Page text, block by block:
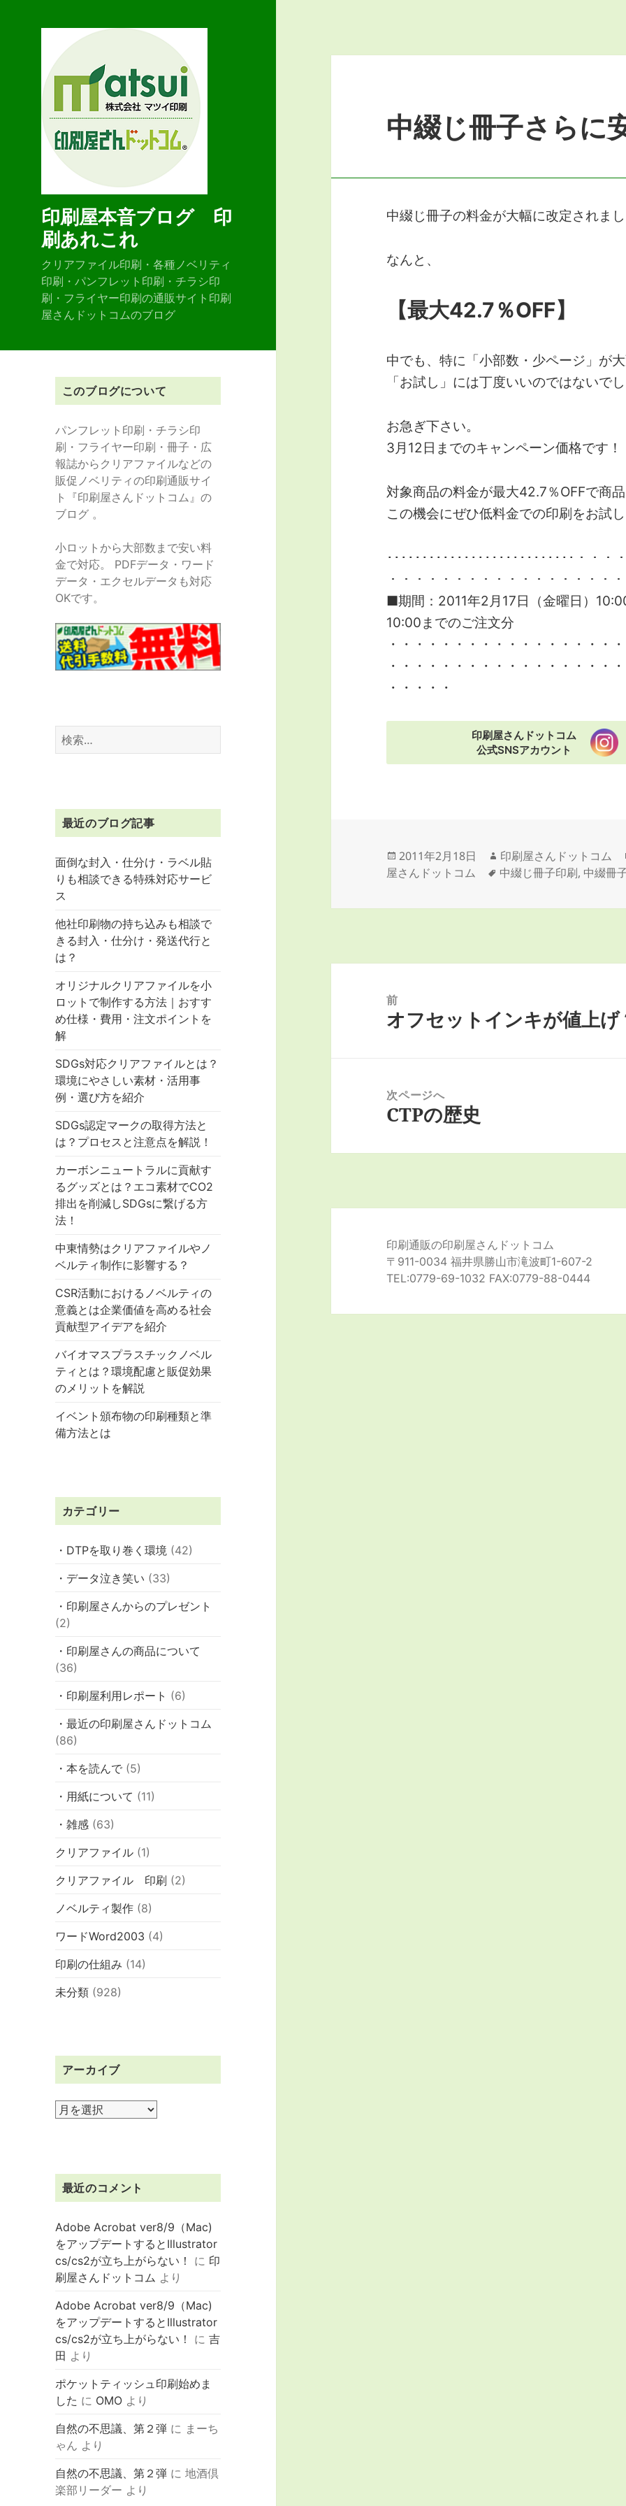
印刷屋本音ブログ 印
刷あれこれ
クリアファイル印刷・各種ノベリティ
印刷・パンフレット印刷・チラシ印
刷・フライヤー印刷の通販サイト印刷
屋さんドットコムのブログ
このブログについて
パンフレット印刷・チラシ印
刷・フライヤー印刷・冊子・広
報誌からクリアファイルなどの
販促ノベリティの印刷通販サイ
ト『印刷屋さんドットコム』の
ブログ 。
小ロットから大部数まで安い料
金で対応。 PDFデータ・ワード
データ・エクセルデータも対応
OKです。
検
索:
最近のブログ記事
面倒な封入・仕分け・ラベル貼
りも相談できる特殊対応サービ
ス
他社印刷物の持ち込みも相談で
きる封入・仕分け・発送代行と
は？
オリジナルクリアファイルを小
ロットで制作する方法｜おすす
め仕様・費用・注文ポイントを
解
SDGs対応クリアファイルとは？
環境にやさしい素材・活用事
例・選び方を紹介
SDGs認定マークの取得方法と
は？プロセスと注意点を解説！
カーボンニュートラルに貢献す
るグッズとは？エコ素材でCO2
排出を削減しSDGsに繋げる方
法！
中東情勢はクリアファイルやノ
ベルティ制作に影響する？
CSR活動におけるノベルティの
意義とは企業価値を高める社会
貢献型アイデアを紹介
バイオマスプラスチックノベル
ティとは？環境配慮と販促効果
のメリットを解説
イベント頒布物の印刷種類と準
備方法とは
カテゴリー
・DTPを取り巻く環境 (42)
・データ泣き笑い (33)
・印刷屋さんからのプレゼント
(2)
・印刷屋さんの商品について
(36)
・印刷屋利用レポート (6)
・最近の印刷屋さんドットコム
(86)
・本を読んで (5)
・用紙について (11)
・雑感 (63)
クリアファイル (1)
クリアファイル 印刷 (2)
ノベルティ製作 (8)
ワードWord2003 (4)
印刷の仕組み (14)
未分類 (928)
アーカイブ
ア
ブ
最近のコメント
Adobe Acrobat ver8/9（Mac)
をアップデートするとIllustrator
cs/cs2が立ち上がらない！
に 印
刷屋さんドットコム より
Adobe Acrobat ver8/9（Mac)
をアップデートするとIllustrator
cs/cs2が立ち上がらない！
に吉
田 より
ポケットティッシュ印刷始めま
した に OMO より
自然の不思議、第２弾 に まーち
ゃん より
自然の不思議、第２弾 に地酒倶
楽部リーダー より
中綴じ冊子さらに
中綴じ冊子の料金が大幅に改定されま
なんと、
【最大42.7％OFF】
中でも、特に「小部数・少ページ」が
「お試し」には丁度いいのではないで
お急ぎ下さい。
3月12日までのキャンペーン価格です！
対象商品の料金が最大42.7％OFFで商
この機会にぜひ低料金での印刷をお試
･･･････････････････････････・・
・・・・・・・・・・・・・・・・・
■期間：2011年2月17日（金曜日）
10:00までのご注文分
・・・・・・・・・・・・・・・・・
・・・・・・・・・・・・・・・・・
・・・・・
印刷屋さんドットコム
公式SNSアカウント
投
稿
2011年2月18日
作
成
印刷屋さんドットコム
屋さんドットコム
タ
中綴じ冊子印刷, 中綴冊
前
前
オフセットインキが値上げ
次ページへ
次
投
CTPの歴史
印刷通販の印刷屋さんドットコム
〒911-0034 福井県勝山市滝波町1-607-2
TEL:0779-69-1032 FAX:0779-88-0444